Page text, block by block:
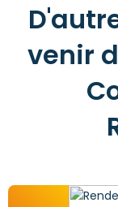
venir